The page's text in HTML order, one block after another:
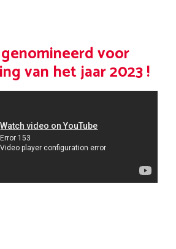
voor
van het jaar 2023 !